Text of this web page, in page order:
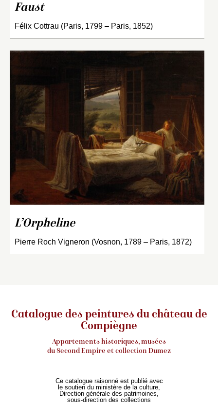
Faust
Félix Cottrau (Paris, 1799 – Paris, 1852)
L’Orpheline
Pierre Roch Vigneron (Vosnon, 1789 – Paris, 1872)
Catalogue des peintures du château de
Compiègne
Appartements historiques, musées
du Second Empire et collection Dumez
Ce catalogue raisonné est publié avec
le soutien du ministère de la culture,
Direction générale des patrimoines,
sous-direction des collections